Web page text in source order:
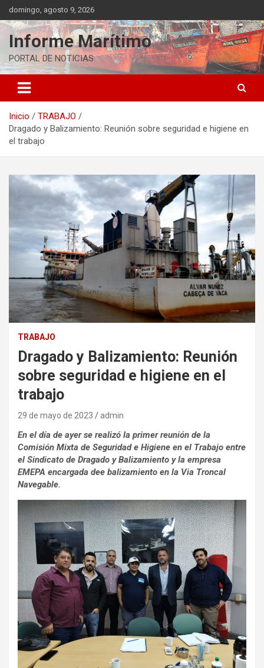
Saltar
al
contenido
domingo, agosto 9, 2026
Informe Marítimo
PORTAL DE NOTICIAS
Inicio
TRABAJO
Dragado y Balizamiento: Reunión sobre seguridad e higiene en
el trabajo
TRABAJO
Dragado y Balizamiento: Reunión
sobre seguridad e higiene en el
trabajo
29 de mayo de 2023 admin
En el día de ayer se realizó la primer reunión de la
Comisión Mixta de Seguridad e Higiene en el Trabajo entre
el Sindicato de Dragado y Balizamiento y la empresa
EMEPA encargada dee balizamiento en la Via Troncal
Navegable.